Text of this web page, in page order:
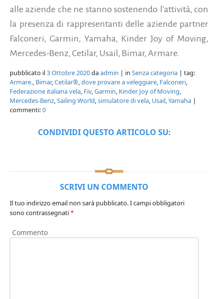
alle aziende che ne stanno sostenendo l'attività, con
la presenza di rappresentanti delle aziende partner
Falconeri, Garmin, Yamaha, Kinder Joy of Moving,
Mercedes-Benz, Cetilar, Usail, Bimar, Armare.
pubblicato il3 Ottobre 2020daadmin | in Senza categoria | tag:
Armare., Bimar,Cetilar®,dove provare a veleggiare, Falconeri,
Federazione italiana vela, Fiv,Garmin, Kinder Joy of Moving,
Mercedes-Benz,Sailing World,simulatore di vela, Usail,Yamaha |
commenti:0
CONDIVIDI QUESTO ARTICOLO SU:
SCRIVI UN COMMENTO
Il tuo indirizzo email non sarà pubblicato.I campi obbligatori
sono contrassegnati*
Commento